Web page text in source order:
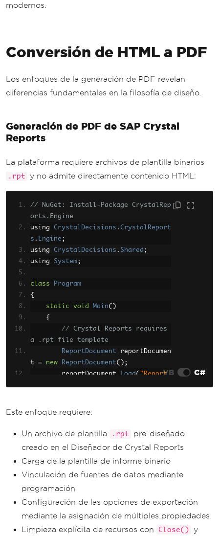
modernos.
Conversión de HTML a PDF
Los enfoques de la generación de PDF revelan
diferencias fundamentales en la filosofía de diseño.
Generación de PDF de SAP Crystal
Reports
La plataforma requiere archivos de plantilla binarios
.rpt y no admite directamente contenido HTML:
// NuGet: Install-Package CrystalRep
orts.Engine
using CrystalDecisions . CrystalReport
s . Engine ;
using CrystalDecisions . Shared ;
using System;
class
Program
{
static
void Main()
{
// Crystal Reports requires
a .rpt file template
ReportDocument reportDocumen
t = new ReportDocument();
        reportDocument
Load( "Report.
// Crystal Reports doesn't d
// You need to bind data to
// reportDocument.SetDataSou
rce(dataSet);
ExportOptions
reportDocument ExportOptions
ionType
= ExportDestinationType.Disk
File;
VB C#
Este enfoque requiere:
Un archivo de plantilla .rpt
pre-diseñado
creado en el Diseñador de Crystal Reports
Carga de la plantilla de informe binario
Vinculación de fuentes de datos mediante
programación
Configuración de las opciones de exportación
mediante la asignación de múltiples propiedades
Limpieza explícita de recursos con
Close() y